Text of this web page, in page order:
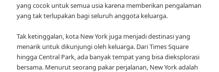
yang cocok untuk semua usia karena memberikan pengalaman
yang tak terlupakan bagi seluruh anggota keluarga.
Tak ketinggalan, kota New York juga menjadi destinasi yang
menarik untuk dikunjungi oleh keluarga. Dari Times Square
hingga Central Park, ada banyak tempat yang bisa dieksplorasi
bersama. Menurut seorang pakar perjalanan, New York adalah